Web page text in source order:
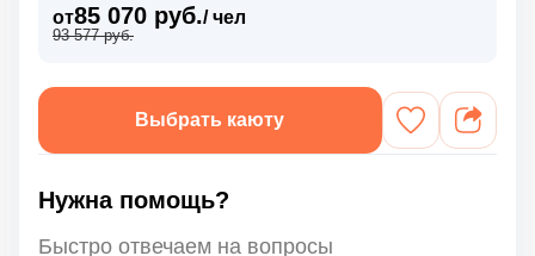
от85 070 руб./ чел
93 577 руб.
Выбрать каюту
Нужна помощь?
Быстро отвечаем на вопросы